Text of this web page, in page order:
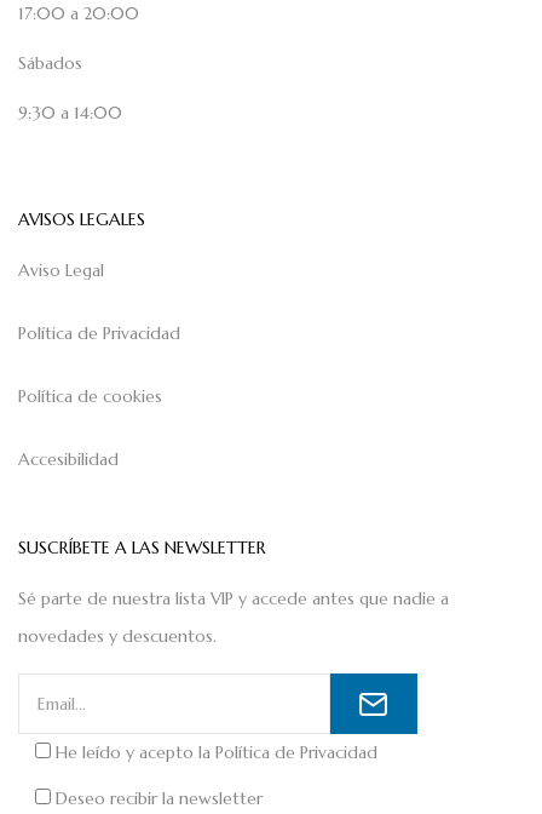
17:00 a 20:00
Sábados
9:30 a 14:00
AVISOS LEGALES
Aviso Legal
Política de Privacidad
Política de cookies
Accesibilidad
SUSCRÍBETE A LAS NEWSLETTER
Sé parte de nuestra lista VIP y accede antes que nadie a
novedades y descuentos.
He leído y acepto la Política de Privacidad
Deseo recibir la newsletter